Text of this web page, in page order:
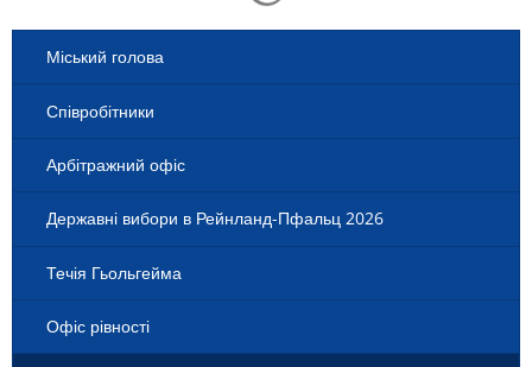
Міський голова
Співробітники
Арбітражний офіс
Державні вибори в Рейнланд-Пфальц 2026
Течія Гьольгейма
Офіс рівності